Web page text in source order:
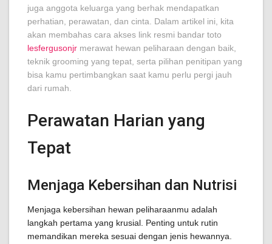
juga anggota keluarga yang berhak mendapatkan
perhatian, perawatan, dan cinta. Dalam artikel ini, kita
akan membahas cara akses link resmi bandar toto
lesfergusonjr merawat hewan peliharaan dengan baik,
teknik grooming yang tepat, serta pilihan penitipan yang
bisa kamu pertimbangkan saat kamu perlu pergi jauh
dari rumah.
Perawatan Harian yang
Tepat
Menjaga Kebersihan dan Nutrisi
Menjaga kebersihan hewan peliharaanmu adalah
langkah pertama yang krusial. Penting untuk rutin
memandikan mereka sesuai dengan jenis hewannya.